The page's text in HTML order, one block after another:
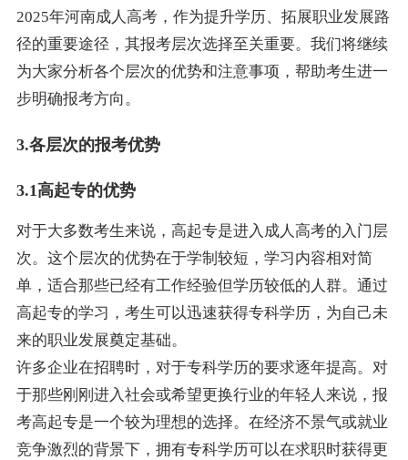
2025年河南成人高考，作为提升学历、拓展职业发展路
径的重要途径，其报考层次选择至关重要。我们将继续
为大家分析各个层次的优势和注意事项，帮助考生进一
步明确报考方向。
3.各层次的报考优势
3.1高起专的优势
对于大多数考生来说，高起专是进入成人高考的入门层
次。这个层次的优势在于学制较短，学习内容相对简
单，适合那些已经有工作经验但学历较低的人群。通过
高起专的学习，考生可以迅速获得专科学历，为自己未
来的职业发展奠定基础。
许多企业在招聘时，对于专科学历的要求逐年提高。对
于那些刚刚进入社会或希望更换行业的年轻人来说，报
考高起专是一个较为理想的选择。在经济不景气或就业
竞争激烈的背景下，拥有专科学历可以在求职时获得更